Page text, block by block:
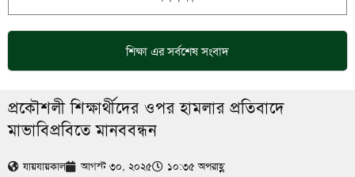
শিক্ষা এর সর্বশেষ সংবাদ
প্রকৌশলী শিক্ষার্থীদের ওপর হামলার প্রতিবাদে
মাভাবিপ্রবিতে মানববন্ধন
যায়যায়কাল আগস্ট ৩০, ২০২৫ ১০:৩৫ অপরাহ্ণ